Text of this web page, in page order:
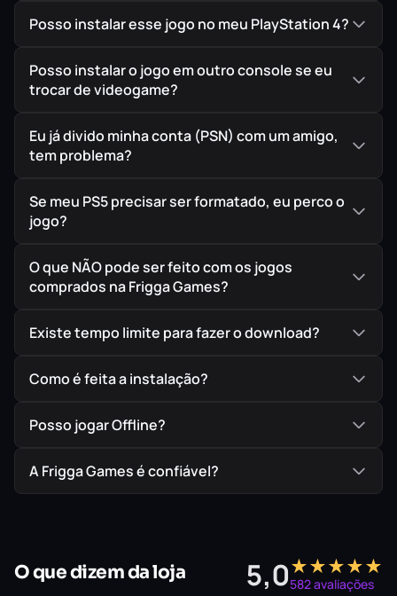
Posso instalar esse jogo no meu PlayStation 4?
Posso instalar o jogo em outro console se eu
trocar de videogame?
Eu já divido minha conta (PSN) com um amigo,
tem problema?
Se meu PS5 precisar ser formatado, eu perco o
jogo?
O que NÃO pode ser feito com os jogos
comprados na Frigga Games?
Existe tempo limite para fazer o download?
Como é feita a instalação?
Posso jogar Offline?
A Frigga Games é confiável?
O que dizem da loja 5,0★★★★★
582 avaliações